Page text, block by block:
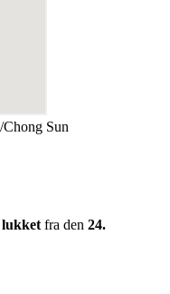
Sun
lukket fra den 24.